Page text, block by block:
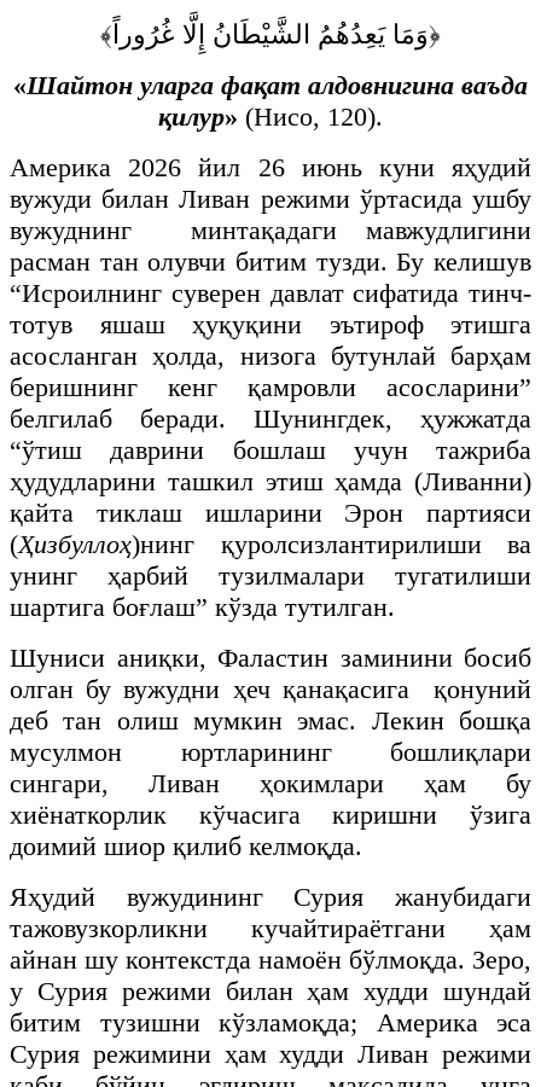
﴿وَمَا يَعِدُهُمُ الشَّيْطَانُ إِلَّا غُرُوراً﴾
«Шайтон уларга фақат алдовнигина ваъда
қилур» (Нисо, 120).
Америка 2026 йил 26 июнь куни яҳудий
вужуди билан Ливан режими ўртасида ушбу
вужуднинг минтақадаги мавжудлигини
расман тан олувчи битим тузди. Бу келишув
“Исроилнинг суверен давлат сифатида тинч-
тотув яшаш ҳуқуқини эътироф этишга
асосланган ҳолда, низога бутунлай барҳам
беришнинг кенг қамровли асосларини”
белгилаб беради. Шунингдек, ҳужжатда
“ўтиш даврини бошлаш учун тажриба
ҳудудларини ташкил этиш ҳамда (Ливанни)
қайта тиклаш ишларини Эрон партияси
(Ҳизбуллоҳ)нинг қуролсизлантирилиши ва
унинг ҳарбий тузилмалари тугатилиши
шартига боғлаш” кўзда тутилган.
Шуниси аниқки, Фаластин заминини босиб
олган бу вужудни ҳеч қанақасига қонуний
деб тан олиш мумкин эмас. Лекин бошқа
мусулмон юртларининг бошлиқлари
сингари, Ливан ҳокимлари ҳам бу
хиёнаткорлик кўчасига киришни ўзига
доимий шиор қилиб келмоқда.
Яҳудий вужудининг Сурия жанубидаги
тажовузкорликни кучайтираётгани ҳам
айнан шу контекстда намоён бўлмоқда. Зеро,
у Сурия режими билан ҳам худди шундай
битим тузишни кўзламоқда; Америка эса
Сурия режимини ҳам худди Ливан режими